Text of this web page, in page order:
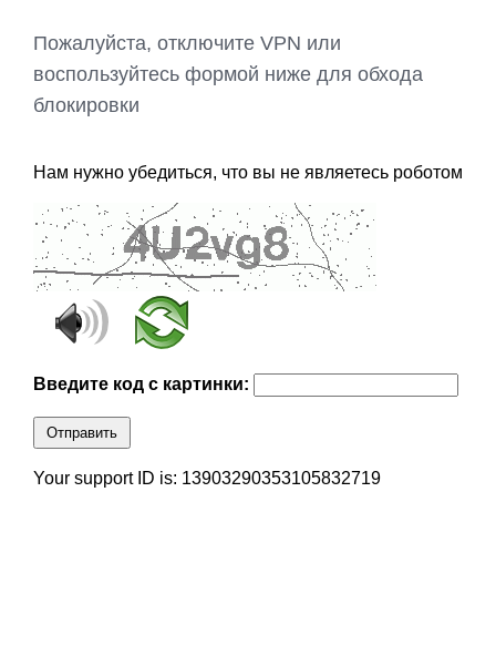
Пожалуйста, отключите VPN или
воспользуйтесь формой ниже для обхода
блокировки
Нам нужно убедиться, что вы не являетесь роботом
Введите код с картинки:
Отправить
Your support ID is: 13903290353105832719